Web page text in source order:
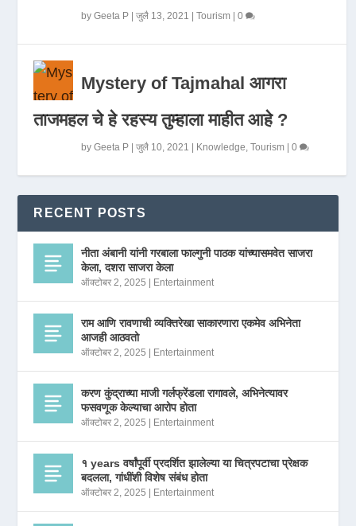
byGeeta P |जुलै 13, 2021 |Tourism |0
Mystery of Tajmahal आगरा
ताजमहल चे हे रहस्य तुम्हाला माहीत आहे ?
byGeeta P |जुलै 10, 2021 Knowledge,Tourism |0
RECENT POSTS
नीता अंबानी यांनी गरबाला फाल्गुनी पाठक यांच्यासमवेत साजरा
केला, दशरा साजरा केला
ऑक्टोबर 2, 2025 Entertainment
राम आणि रावणाची व्यक्तिरेखा साकारणारा एकमेव अभिनेता
आजही आठवतो
ऑक्टोबर 2, 2025 Entertainment
करण कुंद्राच्या माजी गर्लफ्रेंडला रागावले, अभिनेत्यावर
फसवणूक केल्याचा आरोप होता
ऑक्टोबर 2, 2025 Entertainment
१ years वर्षांपूर्वी प्रदर्शित झालेल्या या चित्रपटाचा प्रेक्षक
बदलला, गांधींशी विशेष संबंध होता
ऑक्टोबर 2, 2025 Entertainment